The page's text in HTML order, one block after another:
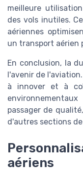
meilleure
des vols inutiles.
aériennes
un transport aérien
En conclusion, la
l'avenir de
à innover et à
passager de
d'autres sections
aériens